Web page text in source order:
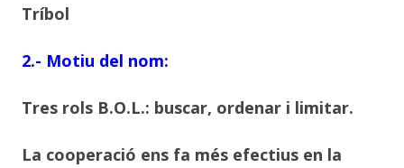
Tríbol
2.- Motiu del nom:
Tres rols B.O.L.: buscar, ordenar i limitar.
La cooperació ens fa més efectius en la